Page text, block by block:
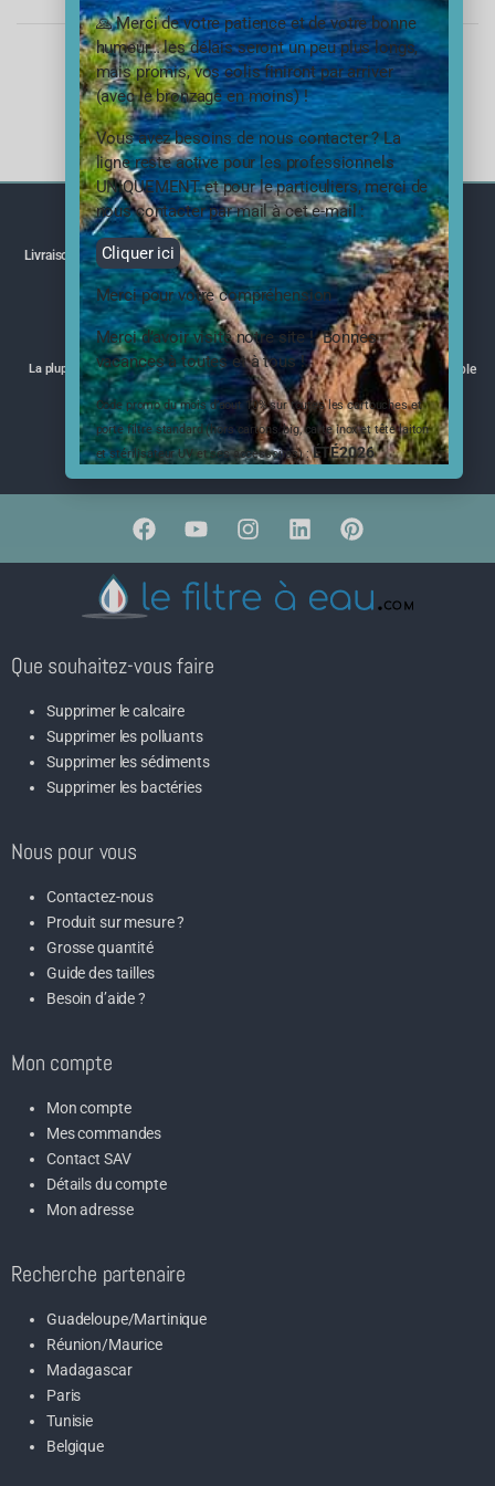
3 résultats affichés
Livraison rapide, partout en France Service client - Par mail
La plupart de nos produits ont l'ACS Commande de gros volume possible
Que souhaitez-vous faire
Supprimer le calcaire
Supprimer les polluants
Supprimer les sédiments
Supprimer les bactéries
Nous pour vous
Contactez-nous
Produit sur mesure ?
Grosse quantité
Guide des tailles
Besoin d’aide ?
Mon compte
Mon compte
Mes commandes
Contact SAV
Détails du compte
Mon adresse
Recherche partenaire
Guadeloupe/Martinique
Réunion/Maurice
Madagascar
Paris
Tunisie
Belgique
🙏 Merci de votre patience et de votre bonne
humeur… les délais seront un peu plus longs,
mais promis, vos colis finiront par arriver
(avec le bronzage en moins) !
Vous avez besoins de nous contacter ? La
ligne reste active pour les professionnels
UNIQUEMENT et pour le particuliers, merci de
nous contacter par mail à cet e-mail :
Cliquer ici
Merci pour votre compréhension
Merci d’avoir visité notre site ! Bonnes
vacances à toutes et à tous !
Code promo du mois d’aout 10% sur toutes les cartouches et
porte filtre standard (hors cartons, big, carte inox et tête laiton
et stérilisateur UV et ses accessoires) :ÉTÉ2026